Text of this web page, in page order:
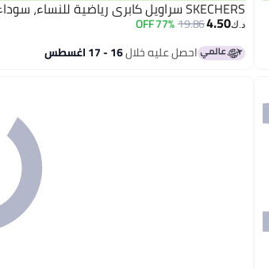
SKECHERS سراويل كابري رياضية للنساء، سوداء
د.ك‏4.50
19.86
77% OFF
احصل عليه خلال16 - 17 اغسطس